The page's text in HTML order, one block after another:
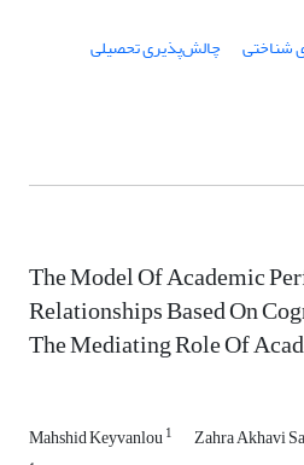
شناختی چالش‌پذیری تحصیلی
The Model Of Academic
Relationships Based On
The Mediating Role Of
Mahshid Keyvanlou1 Zahra Akhavi